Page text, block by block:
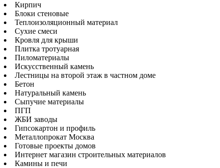
Кирпич
Блоки стеновые
Теплоизоляционный материал
Сухие смеси
Кровля для крыши
Плитка тротуарная
Пиломатериалы
Искусственный камень
Лестницы на второй этаж в частном доме
Бетон
Натуральный камень
Сыпучие материалы
ПГП
ЖБИ заводы
Гипсокартон и профиль
Металлопрокат Москва
Готовые проекты домов
Интернет магазин строительных материалов
Камины и печи